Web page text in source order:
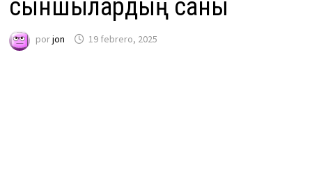
сыншылардың саны
porjon 19 febrero, 2025